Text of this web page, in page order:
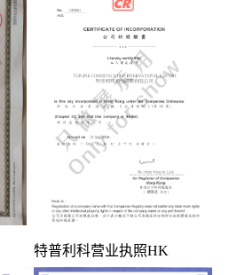
特普利科营业执照HK